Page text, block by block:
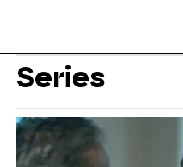
Series